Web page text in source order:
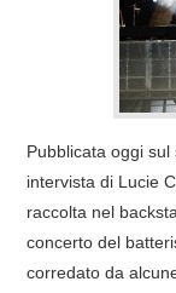
COVER & TRIBUTI
DISCOGRAFIA
LINKS
CONTATTI
Pubblicata oggi
intervista di Lucie
raccolta nel
concerto del
corredato da